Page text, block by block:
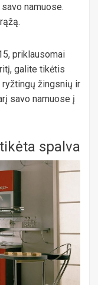
namuose.
priklausomai
galite tikėtis
žingsnių ir
savo namuose į
spalva